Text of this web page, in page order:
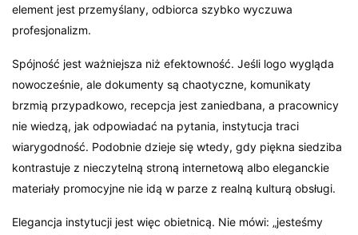
element jest przemyślany, odbiorca szybko wyczuwa
profesjonalizm.
Spójność jest ważniejsza niż efektowność. Jeśli logo wygląda
nowocześnie, ale dokumenty są chaotyczne, komunikaty
brzmią przypadkowo, recepcja jest zaniedbana, a pracownicy
nie wiedzą, jak odpowiadać na pytania, instytucja traci
wiarygodność. Podobnie dzieje się wtedy, gdy piękna siedziba
kontrastuje z nieczytelną stroną internetową albo eleganckie
materiały promocyjne nie idą w parze z realną kulturą obsługi.
Elegancja instytucji jest więc obietnicą. Nie mówi: „jesteśmy